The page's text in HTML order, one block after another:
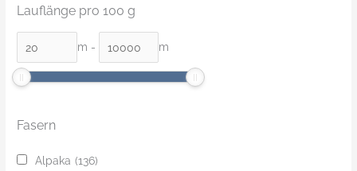
Lauflänge pro 100 g
m - m
Fasern
Alpaka (136)